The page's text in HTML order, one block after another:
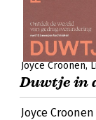
Joyce Croonen
Duwtje in
Joyce